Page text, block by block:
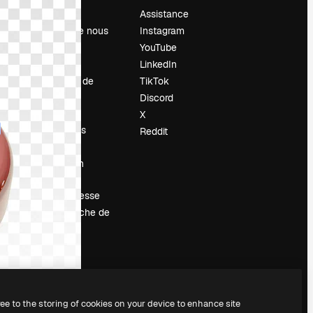
À propos de nous
Carrières
Tendances de
recherche
Événements
Vendre mon
Salle de presse
À la recherche de
Assistance
Instagram
YouTube
LinkedIn
TikTok
Discord
X
Reddit
to the storing of cookies on your device to enhance site